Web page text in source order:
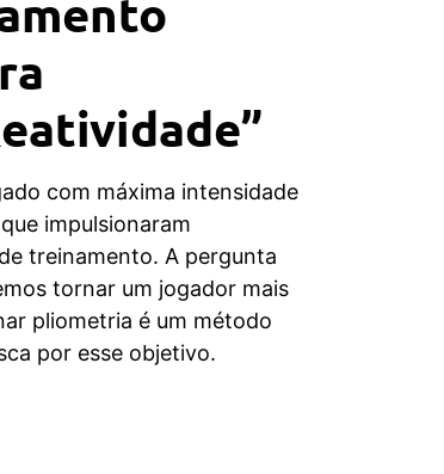
com máxima intensidade
impulsionaram
treinamento. A pergunta
tornar um jogador mais
pliometria é um método
por esse objetivo.